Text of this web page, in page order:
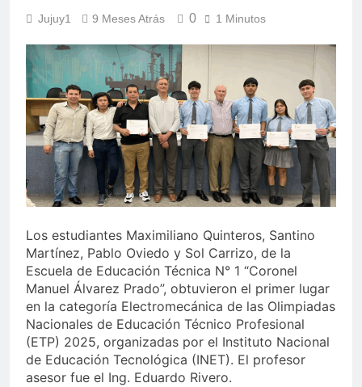
Jujuy1 9 Meses Atrás 0 1 Minutos
Los estudiantes Maximiliano Quinteros, Santino
Martínez, Pablo Oviedo y Sol Carrizo, de la
Escuela de Educación Técnica N° 1 “Coronel
Manuel Álvarez Prado”, obtuvieron el primer lugar
en la categoría Electromecánica de las Olimpiadas
Nacionales de Educación Técnico Profesional
(ETP) 2025, organizadas por el Instituto Nacional
de Educación Tecnológica (INET). El profesor
asesor fue el Ing. Eduardo Rivero.